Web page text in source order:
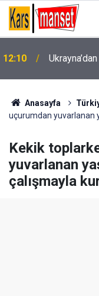
12:10
12:08
Alanya’nın
Anasayfa
uçurumdan yuvarlanan
Kekik
yuvarlanan
çalışmayla